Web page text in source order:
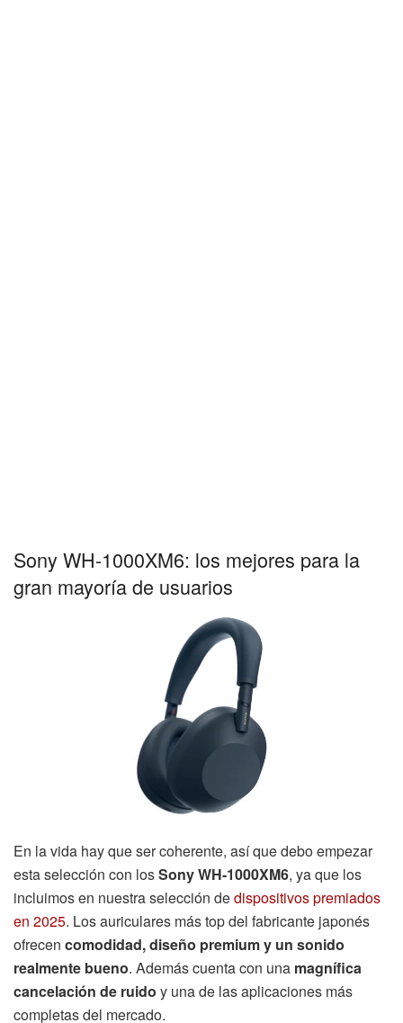
Sony WH-1000XM6: los mejores para la
gran mayoría de usuarios
En la vida hay que ser coherente, así que debo empezar
esta selección con losSony WH-1000XM6, ya que los
incluimos en nuestra selección dedispositivos premiados
en 2025. Los auriculares más top del fabricante japonés
ofrecen comodidad, diseño premium y un sonido
realmente bueno. Además cuenta con una magnífica
cancelación de ruido y una de las aplicaciones más
completas del mercado.